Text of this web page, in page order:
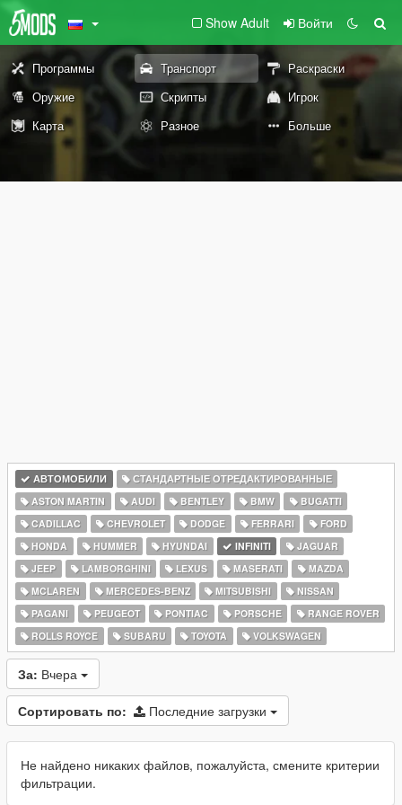
Show Adult Войти
Программы Транспорт
Раскраски
Оружие
Скрипты
Игрок
Карта
Разное Больше
АВТОМОБИЛИ
СТАНДАРТНЫЕ ОТРЕДАКТИРОВАННЫЕ
ASTON MARTIN
AUDI BENTLEY BMW
BUGATTI
CADILLAC
CHEVROLET DODGE FERRARI
FORD
HONDA
HUMMER HYUNDAI INFINITI
JAGUAR
JEEP
LAMBORGHINI LEXUS MASERATI
MAZDA
MCLAREN
MERCEDES-BENZ MITSUBISHI
NISSAN
PAGANI
PEUGEOT PONTIAC PORSCHE
RANGE ROVER
ROLLS ROYCE
SUBARU TOYOTA VOLKSWAGEN
За: Вчера
Сортировать по: Последние загрузки
Не найдено никаких файлов, пожалуйста, смените критерии
фильтрации.